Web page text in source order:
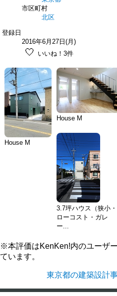
市区町村
北区
登録日
2016年6月27日(月)
🤍 いいね！3件
House M
House M
3.7坪ハウス（狭小・
ローコスト・ガレ
ー...
※本評価はKenKen!内のユーザ
ています。
東京都の建築設計